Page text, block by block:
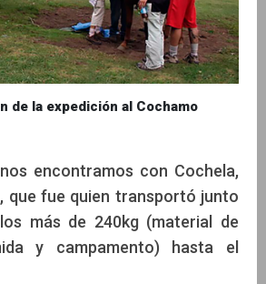
de la expedición al Cochamo
encontramos con Cochela,
que fue quien transportó junto
más de 240kg (material de
y campamento) hasta el